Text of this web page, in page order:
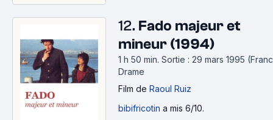
12. Fado majeur et
mineur (1994)
1 h 50 min. Sortie : 29 mars 1995
Drame
Film de Raoul Ruiz
bibifricotin a mis 6/10.